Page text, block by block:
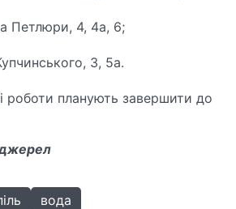
Петлюри, 4, 4а, 6;
3, 5а.
роботи планують завершити до
джерел
вода